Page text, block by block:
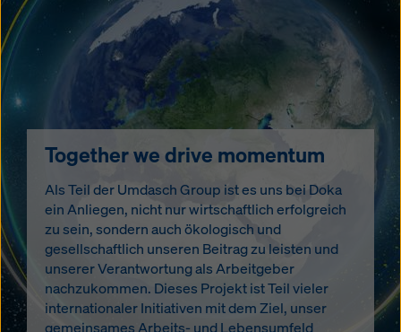
Together we drive momentum
Als Teil der Umdasch Group ist es uns bei Doka
ein Anliegen, nicht nur wirtschaftlich erfolgreich
zu sein, sondern auch ökologisch und
gesellschaftlich unseren Beitrag zu leisten und
unserer Verantwortung als Arbeitgeber
nachzukommen. Dieses Projekt ist Teil vieler
internationaler Initiativen mit dem Ziel, unser
gemeinsames Arbeits- und Lebensumfeld